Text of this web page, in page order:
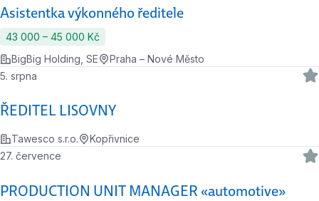
Asistentka výkonného ředitele
43 000 ‍–‍ 45 000 Kč
BigBig Holding, SE
Praha – Nové Město
ŘEDITEL LISOVNY
5. srpna
Tawesco s.r.o. Kopřivnice
PRODUCTION UNIT MANAGER «automotive»
27. července